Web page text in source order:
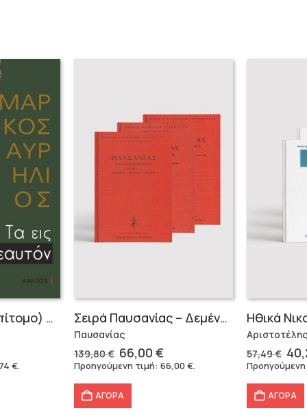
Τα Εις εαυτόν (Επίτομο) – Μάρκος Αυρήλιος
€.
Σειρά Παυσανίας – Δεμένο (3 τόμοι)
Παυσανίας
139,80€ Original
price
139,80 €.
66,00 €Η
τρέχουσα
Προηγούμενη τιμή: 66,00€.
ΑΓΟΡΑ
Ηθικά
57,49€
ΑΓΟΡΑ